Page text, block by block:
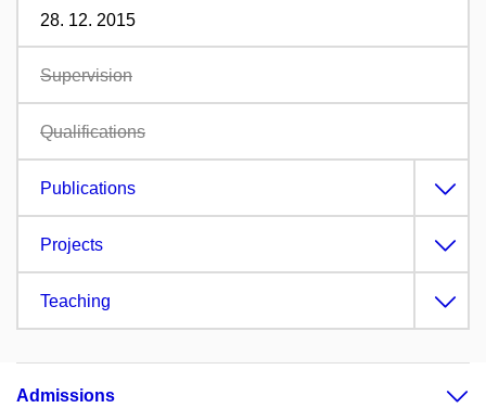
28. 12. 2015
Supervision
Qualifications
Publications
Projects
Teaching
Admissions